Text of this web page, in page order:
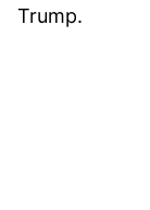
Trump.